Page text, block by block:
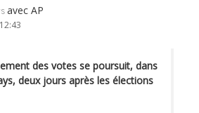
avec AP
des votes se poursuit, dans
deux jours après les élections